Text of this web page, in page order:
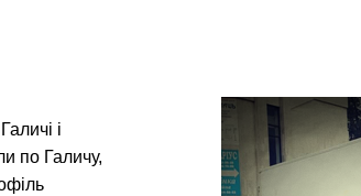
і
по Галичу,